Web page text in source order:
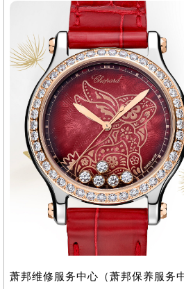
萧邦维修服务中心（萧邦保养服务